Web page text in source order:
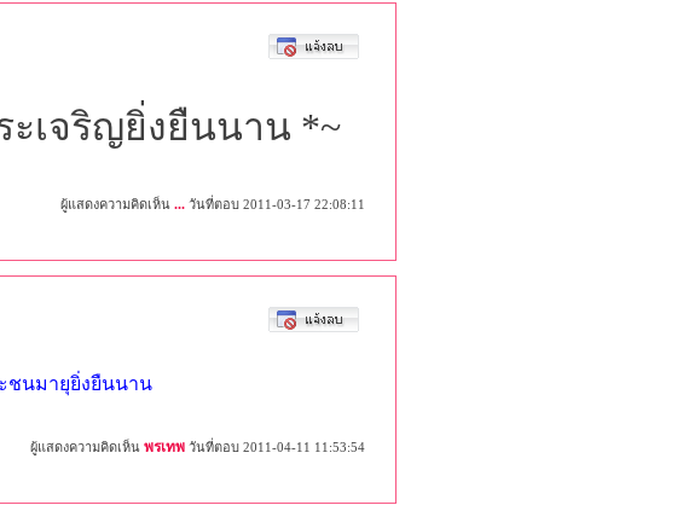
ะเจริญยิ่งยืนนาน *~
ผู้แสดงความคิดเห็น ... วันที่ตอบ 2011-03-17 22:08:11
ชนมายุยิ่งยืนนาน
ผู้แสดงความคิดเห็น พรเทพ วันที่ตอบ 2011-04-11 11:53:54